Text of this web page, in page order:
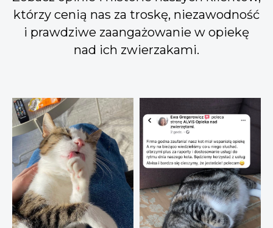
którzy cenią nas za troskę, niezawodność
i prawdziwe zaangażowanie w opiekę
nad ich zwierzakami.